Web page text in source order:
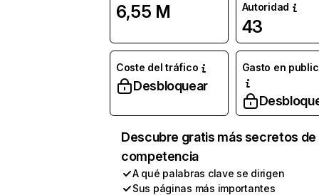
6,55 M
Autoridad
43
Coste del tráfico
Desbloquear
Gasto en
Descubre gratis más secretos de
competencia
A qué palabras clave se dirigen
Sus páginas más importantes